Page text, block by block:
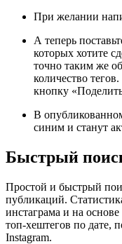
При желании
А теперь
которых хотите
точно таким же
количество
кнопку
В
синим и станут
Быстрый
Простой и быстрый
публикаций.
инстаграма и на
топ-хештегов по дате,
Instagram.